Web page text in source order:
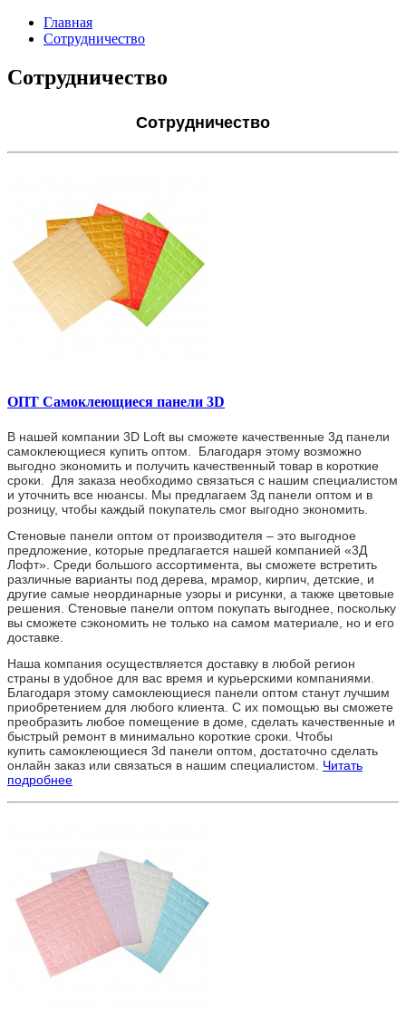
Главная
Сотрудничество
Сотрудничество
Сотрудничество
ОПТ Самоклеющиеся панели 3D
В нашей компании 3D Loft вы сможете качественные 3д панели
самоклеющиеся купить оптом. Благодаря этому возможно
выгодно экономить и получить качественный товар в короткие
сроки. Для заказа необходимо связаться с нашим специалистом
и уточнить все нюансы. Мы предлагаем 3д панели оптом и в
розницу, чтобы каждый покупатель смог выгодно экономить.
Стеновые панели оптом от производителя – это выгодное
предложение, которые предлагается нашей компанией «3Д
Лофт». Среди большого ассортимента, вы сможете встретить
различные варианты под дерева, мрамор, кирпич, детские, и
другие самые неординарные узоры и рисунки, а также цветовые
решения. Стеновые панели оптом покупать выгоднее, поскольку
вы сможете сэкономить не только на самом материале, но и его
доставке.
Наша компания осуществляется доставку в любой регион
страны в удобное для вас время и курьерскими компаниями.
Благодаря этому самоклеющиеся панели оптом станут лучшим
приобретением для любого клиента. С их помощью вы сможете
преобразить любое помещение в доме, сделать качественные и
быстрый ремонт в минимально короткие сроки. Чтобы
купить самоклеющиеся 3d панели оптом, достаточно сделать
онлайн заказ или связаться в нашим специалистом. Читать
подробнее